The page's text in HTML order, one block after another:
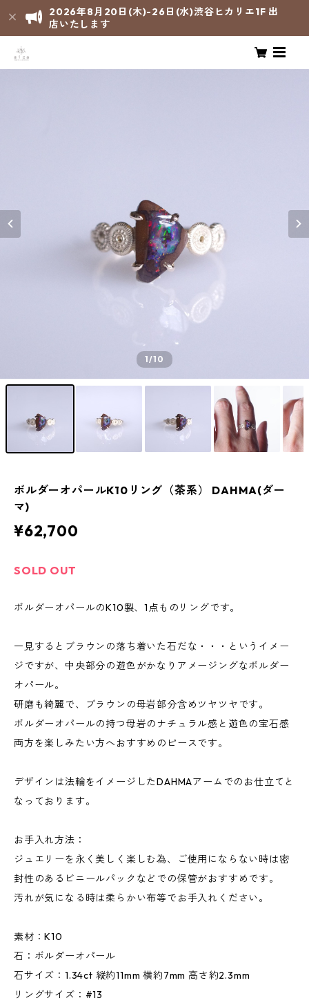
2026年8月20日(木)-26日(水)渋谷ヒカリエ1F 出
店いたします
1/10
ボルダーオパールK10リング（茶系） DAHMA(ダー
マ)
¥62,700
SOLD OUT
ボルダーオパールのK10製、1点ものリングです。
一見するとブラウンの落ち着いた石だな・・・というイメー
ジですが、中央部分の遊色がかなりアメージングなボルダー
オパール。
研磨も綺麗で、ブラウンの母岩部分含めツヤツヤです。
ボルダーオパールの持つ母岩のナチュラル感と遊色の宝石感
両方を楽しみたい方へおすすめのピースです。
デザインは法輪をイメージしたDAHMAアームでのお仕立てと
なっております。
お手入れ方法：
ジュエリーを永く美しく楽しむ為、ご使用にならない時は密
封性のあるビニールパックなどでの保管がおすすめです。
汚れが気になる時は柔らかい布等でお手入れください。
素材：K10
石：ボルダーオパール
石サイズ：1.34ct 縦約11mm 横約7mm 高さ約2.3mm
リングサイズ：#13